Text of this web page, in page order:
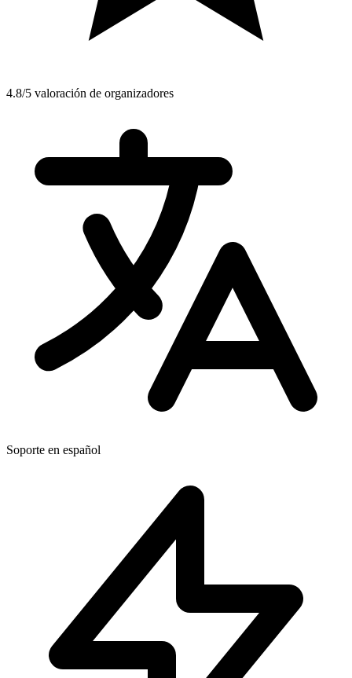
4.8/5 valoración de organizadores
Soporte en español